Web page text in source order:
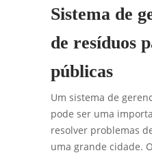
Sistema de
de resíduos
públicas
Um sistema de
pode ser uma
resolver problemas
uma grande cidade.